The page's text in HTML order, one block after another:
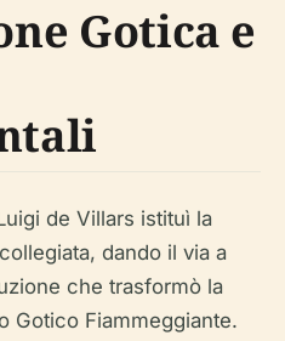
Gotica e
de Villars istituì la
dando il via a
che trasformò la
Gotico Fiammeggiante.